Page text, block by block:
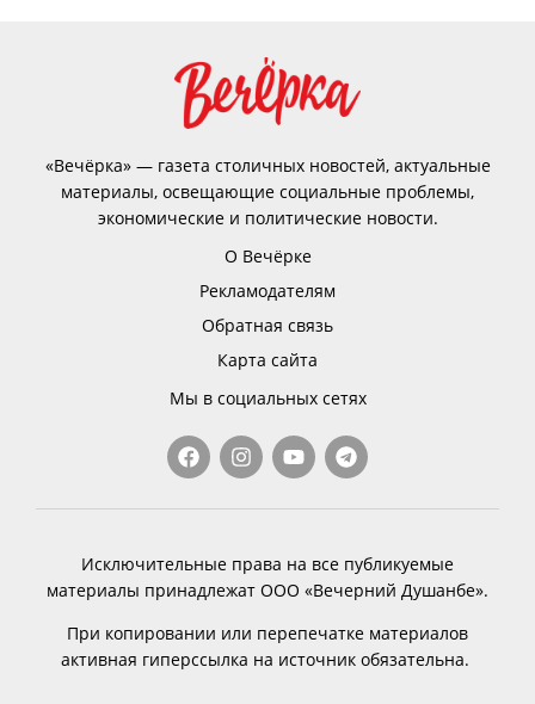
«Вечёрка» — газета столичных новостей, актуальные
материалы, освещающие социальные проблемы,
экономические и политические новости.
О Вечёрке
Рекламодателям
Обратная связь
Карта сайта
Мы в социальных сетях
Исключительные права на все публикуемые
материалы принадлежат ООО «Вечерний Душанбе».
При копировании или перепечатке материалов
активная гиперссылка на источник обязательна.